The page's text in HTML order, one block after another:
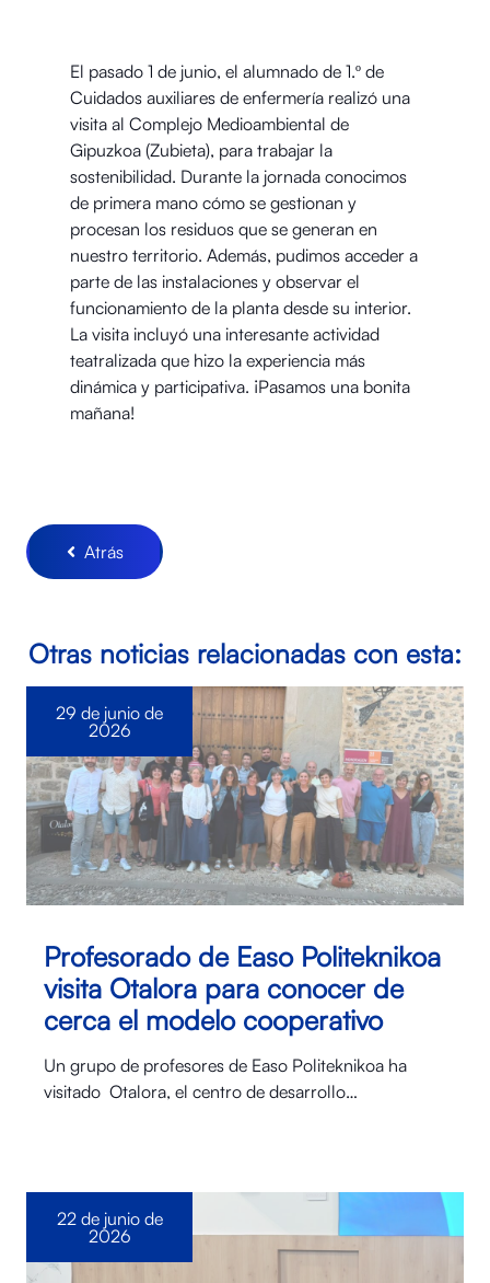
El pasado 1 de junio, el alumnado de 1.º de
Cuidados auxiliares de enfermería realizó una
visita al Complejo Medioambiental de
Gipuzkoa (Zubieta), para trabajar la
sostenibilidad. Durante la jornada conocimos
de primera mano cómo se gestionan y
procesan los residuos que se generan en
nuestro territorio. Además, pudimos acceder a
parte de las instalaciones y observar el
funcionamiento de la planta desde su interior.
La visita incluyó una interesante actividad
teatralizada que hizo la experiencia más
dinámica y participativa. ¡Pasamos una bonita
mañana!
Atrás
Otras noticias relacionadas con esta:
Profesorado de Easo Politeknikoa
visita Otalora para conocer de
cerca el modelo cooperativo
Un grupo de profesores de Easo Politeknikoa ha
visitado Otalora⁠, el centro de desarrollo…
29 de junio de
2026
22 de junio de
2026